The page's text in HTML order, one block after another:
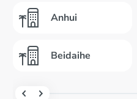
Anhui
Beidaihe